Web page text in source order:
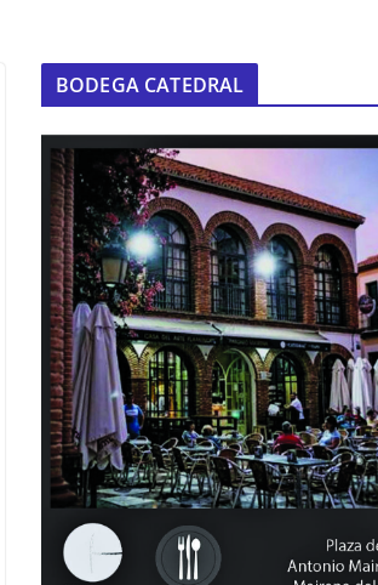
BODEGA CATEDRAL